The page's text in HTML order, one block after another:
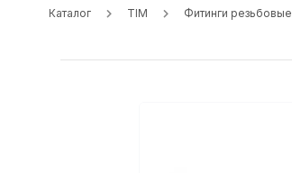
Каталог TIM Фитинги резьбовые